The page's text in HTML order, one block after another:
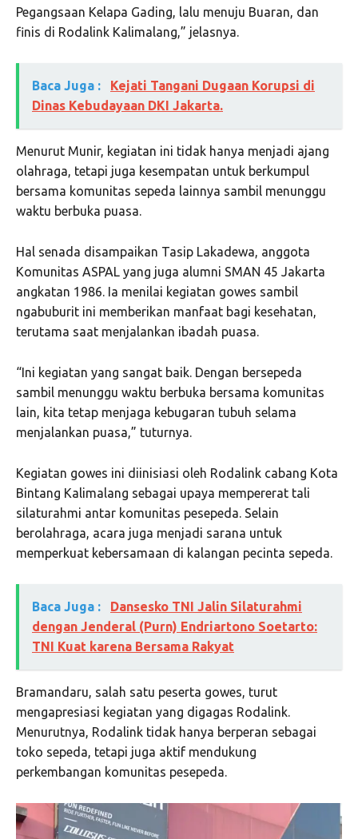
Pegangsaan Kelapa Gading, lalu menuju Buaran, dan
finis di Rodalink Kalimalang,” jelasnya.
Baca Juga :
Kejati Tangani Dugaan Korupsi di
Dinas Kebudayaan DKI Jakarta.
Menurut Munir, kegiatan ini tidak hanya menjadi ajang
olahraga, tetapi juga kesempatan untuk berkumpul
bersama komunitas sepeda lainnya sambil menunggu
waktu berbuka puasa.
Hal senada disampaikan Tasip Lakadewa, anggota
Komunitas ASPAL yang juga alumni SMAN 45 Jakarta
angkatan 1986. Ia menilai kegiatan gowes sambil
ngabuburit ini memberikan manfaat bagi kesehatan,
terutama saat menjalankan ibadah puasa.
“Ini kegiatan yang sangat baik. Dengan bersepeda
sambil menunggu waktu berbuka bersama komunitas
lain, kita tetap menjaga kebugaran tubuh selama
menjalankan puasa,” tuturnya.
Kegiatan gowes ini diinisiasi oleh Rodalink cabang Kota
Bintang Kalimalang sebagai upaya mempererat tali
silaturahmi antar komunitas pesepeda. Selain
berolahraga, acara juga menjadi sarana untuk
memperkuat kebersamaan di kalangan pecinta sepeda.
Baca Juga :
Dansesko TNI Jalin Silaturahmi
dengan Jenderal (Purn) Endriartono Soetarto:
TNI Kuat karena Bersama Rakyat
Bramandaru, salah satu peserta gowes, turut
mengapresiasi kegiatan yang digagas Rodalink.
Menurutnya, Rodalink tidak hanya berperan sebagai
toko sepeda, tetapi juga aktif mendukung
perkembangan komunitas pesepeda.